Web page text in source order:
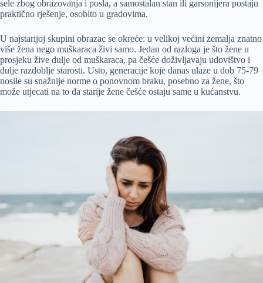
sele zbog obrazovanja i posla, a samostalan stan ili garsonijera postaju
praktično rješenje, osobito u gradovima.
U najstarijoj skupini obrazac se okreće: u velikoj većini zemalja znatno
više žena nego muškaraca živi samo. Jedan od razloga je što žene u
prosjeku žive dulje od muškaraca, pa češće doživljavaju udovištvo i
dulje razdoblje starosti. Usto, generacije koje danas ulaze u dob 75-79
nosile su snažnije norme o ponovnom braku, posebno za žene, što
može utjecati na to da starije žene češće ostaju same u kućanstvu.